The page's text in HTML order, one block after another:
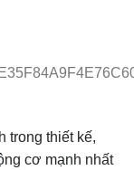
trong thiết kế,
cơ mạnh nhất